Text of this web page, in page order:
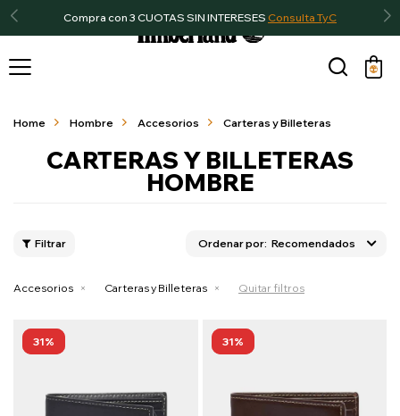
Compra con 3 CUOTAS SIN INTERESES Consulta TyC

Home Hombre Accesorios Carteras y Billeteras
CARTERAS Y BILLETERAS
HOMBRE
Recomendados
Accesorios Carteras y Billeteras Quitar filtros
31 31